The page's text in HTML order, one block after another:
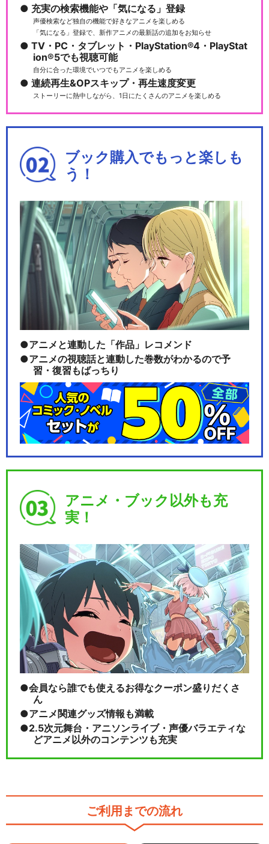
ヒーリングっど♥プリキュア
トロピカル～ジュ！プリキュ
ア
デリシャスパーティ♡プリキ
ひろがるスカイ！プリキュア
キボウノチカラ～オトナプリ
わんだふるぷりきゅあ！
キミとアイドルプリキュア♪
閉じる
充実の検索機能や「気になる」登録
声優検索など独自の機能で好きなアニメを楽しめる
「気になる」登録で、新作アニメの最新話の追加をお知らせ
TV・PC・タブレット・PlayStation®4・PlayStat
ion®5でも視聴可能
自分に合った環境でいつでもアニメを楽しめる
連続再生&OPスキップ・再生速度変更
ストーリーに熱中しながら、1日にたくさんのアニメを楽しめる
ブック購入でもっと楽しも
う！
アニメと連動した「作品」レコメンド
アニメの視聴話と連動した巻数がわかるので予
習・復習もばっちり
アニメ・ブック以外も充
実！
会員なら誰でも使えるお得なクーポン盛りだくさ
ん
アニメ関連グッズ情報も満載
2.5次元舞台・アニソンライブ・声優バラエティな
どアニメ以外のコンテンツも充実
ご利用までの流れ